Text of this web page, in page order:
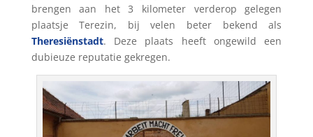
brengen aan het 3 kilometer verderop gelegen
plaatsje Terezin, bij velen beter bekend als
Theresiënstadt. Deze plaats heeft ongewild een
dubieuze reputatie gekregen.